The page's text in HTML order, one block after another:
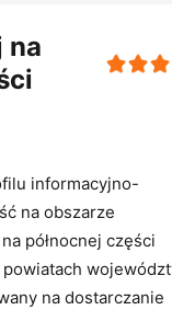
na
informacyjno-
na obszarze
północnej części
na dostarczanie